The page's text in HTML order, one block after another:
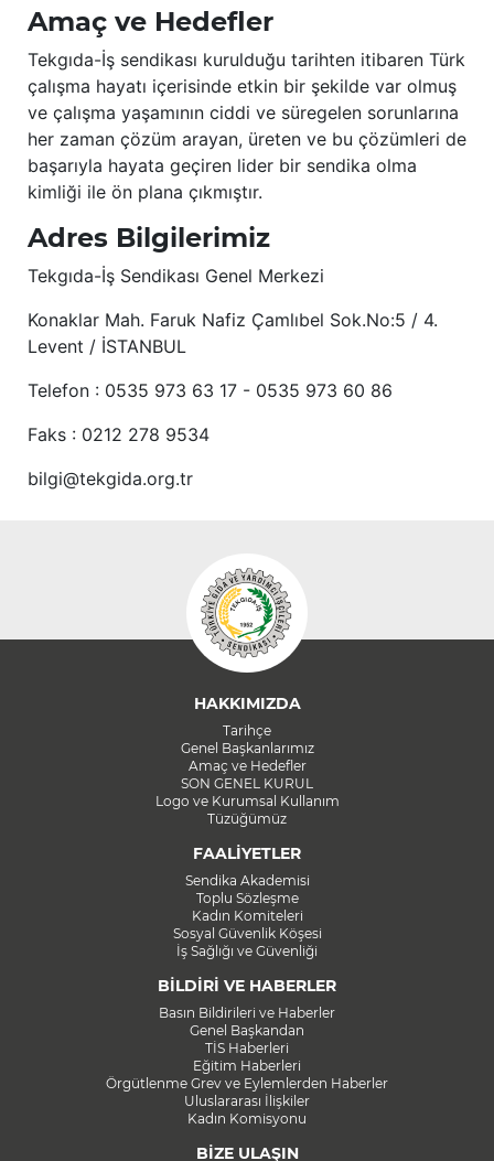
Amaç ve Hedefler
Tekgıda-İş sendikası kurulduğu tarihten itibaren Türk
çalışma hayatı içerisinde etkin bir şekilde var olmuş
ve çalışma yaşamının ciddi ve süregelen sorunlarına
her zaman çözüm arayan, üreten ve bu çözümleri de
başarıyla hayata geçiren lider bir sendika olma
kimliği ile ön plana çıkmıştır.
Adres Bilgilerimiz
Tekgıda-İş Sendikası Genel Merkezi
Konaklar Mah. Faruk Nafiz Çamlıbel Sok.No:5 / 4.
Levent / İSTANBUL
Telefon : 0535 973 63 17 - 0535 973 60 86
Faks : 0212 278 9534
bilgi@tekgida.org.tr
HAKKIMIZDA
Tarihçe
Genel Başkanlarımız
Amaç ve Hedefler
SON GENEL KURUL
Logo ve Kurumsal Kullanım
Tüzüğümüz
FAALİYETLER
Sendika Akademisi
Toplu Sözleşme
Kadın Komiteleri
Sosyal Güvenlik Köşesi
İş Sağlığı ve Güvenliği
BİLDİRİ VE HABERLER
Basın Bildirileri ve Haberler
Genel Başkandan
TİS Haberleri
Eğitim Haberleri
Örgütlenme Grev ve Eylemlerden Haberler
Uluslararası İlişkiler
Kadın Komisyonu
BİZE ULAŞIN